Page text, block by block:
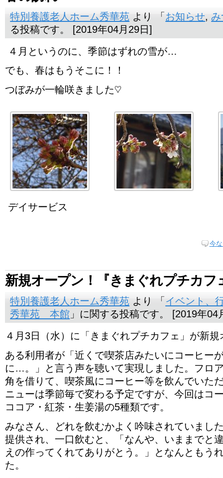
特別養護老人ホーム秀華苑 より 「 お知らせ,
る投稿です。 [2019年04月29日]
４月というのに、季節はずれの雪が…
でも、春はもうそこに！！
つぼみが一輪咲きました♡
デイサービス
今
新規オープン！『きまぐれプチカフ
特別養護老人ホーム秀華苑 より 「 イベント、
秀華苑 本館 」に関する投稿です。 [2019年04
４月3日（水）に「きまぐれプチカフェ」が新
ある利用者が「近くで喫茶店みたいにコーヒー
に…。」と言う声を聴いて実現しました。フロ
角を借りて、喫茶風にコーヒー等を飲んでいた
ニューは季節毎で変わる予定ですが、今回はコ
ココア・紅茶・生姜湯の5種類です。
みなさん、どれを飲むかよく吟味されていまし
提供され、一口飲むと、「なんや、いままでと
えの作ってくれてありがとう。」となんともう
た。